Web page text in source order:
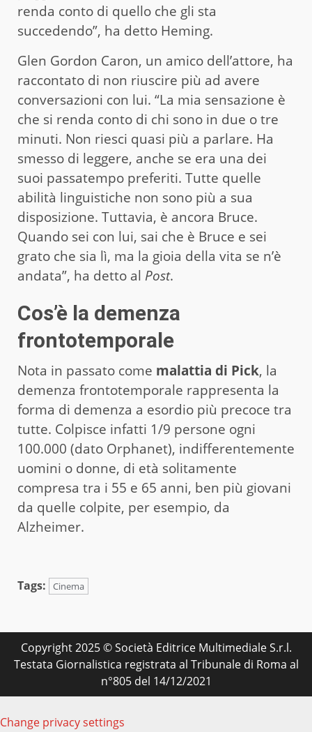
renda conto di quello che gli sta
succedendo”, ha detto Heming.
Glen Gordon Caron, un amico dell’attore, ha
raccontato di non riuscire più ad avere
conversazioni con lui. “La mia sensazione è
che si renda conto di chi sono in due o tre
minuti. Non riesci quasi più a parlare. Ha
smesso di leggere, anche se era una dei
suoi passatempo preferiti. Tutte quelle
abilità linguistiche non sono più a sua
disposizione. Tuttavia, è ancora Bruce.
Quando sei con lui, sai che è Bruce e sei
grato che sia lì, ma la gioia della vita se n’è
andata”, ha detto al Post.
Cos’è la demenza
frontotemporale
Nota in passato come malattia di Pick, la
demenza frontotemporale rappresenta la
forma di demenza a esordio più precoce tra
tutte. Colpisce infatti 1/9 persone ogni
100.000 (dato Orphanet), indifferentemente
uomini o donne, di età solitamente
compresa tra i 55 e 65 anni, ben più giovani
da quelle colpite, per esempio, da
Alzheimer.
Tags: Cinema
Copyright 2025 © Società Editrice Multimediale S.r.l.
Testata Giornalistica registrata al Tribunale di Roma al
n°805 del 14/12/2021
Change privacy settings